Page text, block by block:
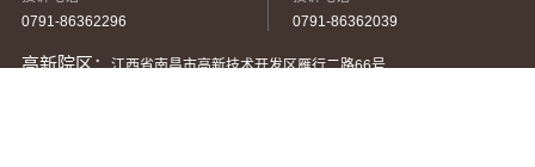
0791-86362296
0791-86362039
高新院区：江西省南昌市高新技术开发区雁行二路66号